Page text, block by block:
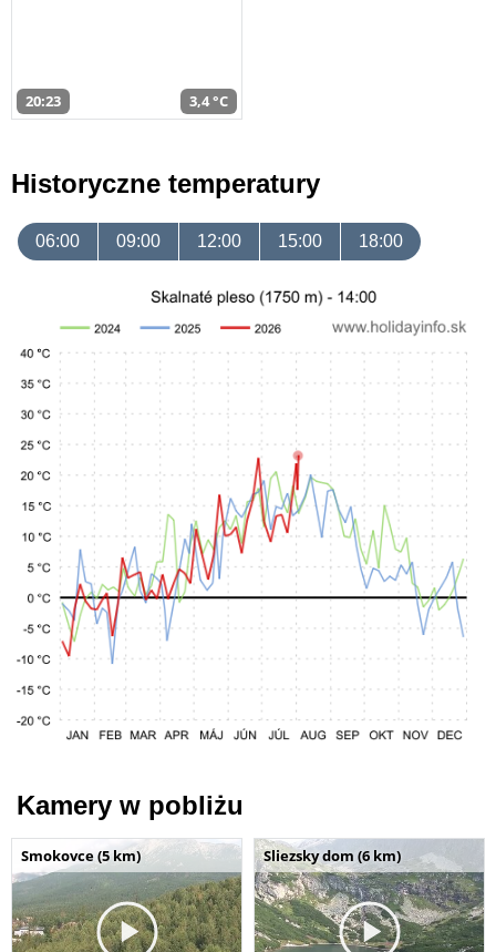
20:23 3,4 °C
Historyczne temperatury
06:00 09:00 12:00 15:00 18:00
Kamery w pobliżu
Smokovce (5 km) Sliezsky dom (6 km)